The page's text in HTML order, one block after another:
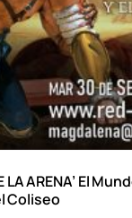
LA ARENA’ El
Coliseo